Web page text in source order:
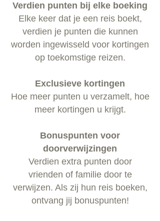
Verdien punten bij elke boeking
Elke keer dat je een reis boekt,
verdien je punten die kunnen
worden ingewisseld voor kortingen
op toekomstige reizen.
Exclusieve kortingen
Hoe meer punten u verzamelt, hoe
meer kortingen u krijgt.
Bonuspunten voor
doorverwijzingen
Verdien extra punten door
vrienden of familie door te
verwijzen. Als zij hun reis boeken,
ontvang jij bonuspunten!